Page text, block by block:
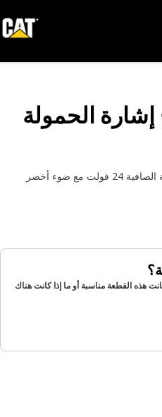
الحمولة
القطعة مناسبة أو ما إذا كانت هناك